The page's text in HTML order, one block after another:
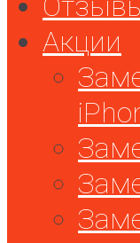
Акции